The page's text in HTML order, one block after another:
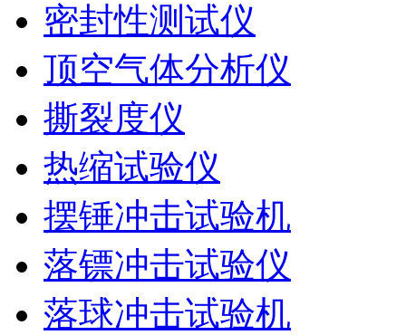
密封性测试仪
顶空气体分析仪
撕裂度仪
热缩试验仪
摆锤冲击试验机
落镖冲击试验仪
落球冲击试验机